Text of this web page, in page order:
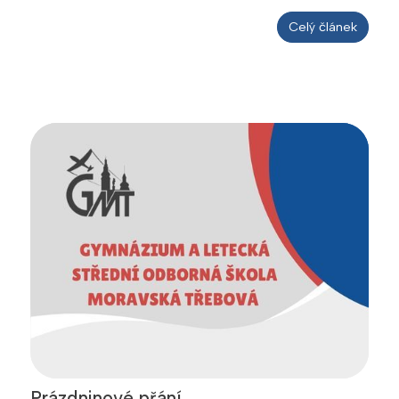
Celý článek